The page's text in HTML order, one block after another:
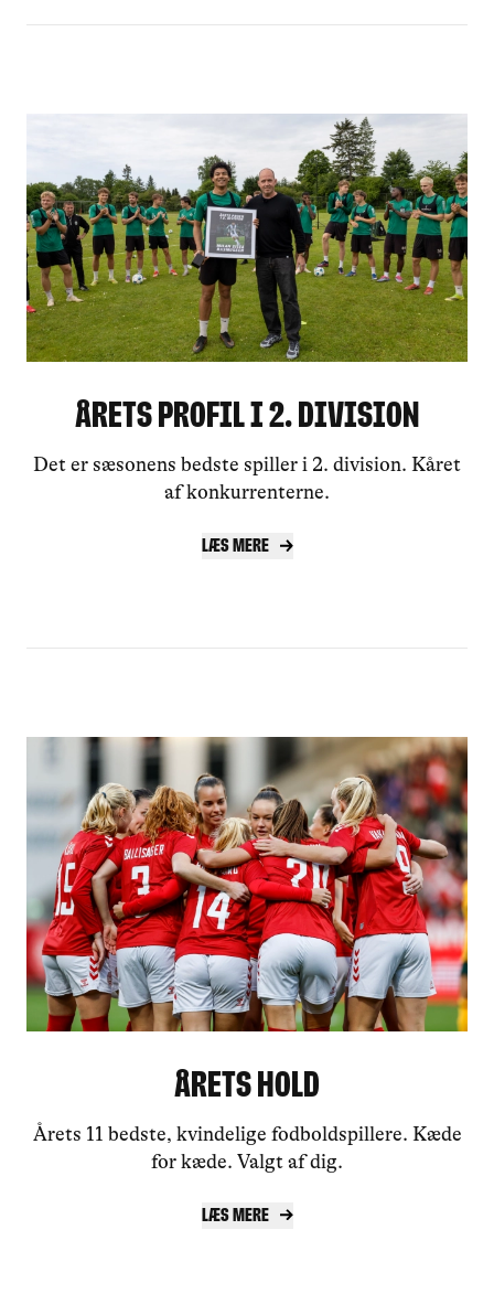
Årets Profil i 2. division
Det er sæsonens bedste spiller i 2. division. Kåret
af konkurrenterne.
Læs mere
Årets Hold
Årets 11 bedste, kvindelige fodboldspillere. Kæde
for kæde. Valgt af dig.
Læs mere